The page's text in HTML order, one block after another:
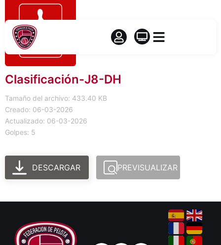
Clasificación-J8-DH
Tamaño del archivo: 433.40 KB
Creado: 06-03-2026
Actualizado: 06-03-2026
Golpes: 5
DESCARGAR PREVISUALIZAR